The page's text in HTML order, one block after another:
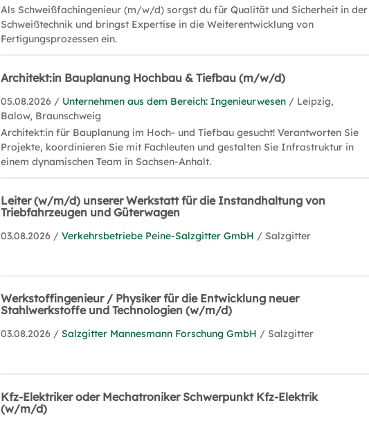
Als Schweißfachingenieur (m/w/d) sorgst du für Qualität und Sicherheit in der
Schweißtechnik und bringst Expertise in die Weiterentwicklung von
Fertigungsprozessen ein.
Architekt:in Bauplanung Hochbau & Tiefbau (m/w/d)
05.08.2026 / Unternehmen aus dem Bereich: Ingenieurwesen / Leipzig,
Balow, Braunschweig
Architekt:in für Bauplanung im Hoch- und Tiefbau gesucht! Verantworten Sie
Projekte, koordinieren Sie mit Fachleuten und gestalten Sie Infrastruktur in
einem dynamischen Team in Sachsen-Anhalt.
Leiter (w/m/d) unserer Werkstatt für die Instandhaltung von
Triebfahrzeugen und Güterwagen
03.08.2026 /Verkehrsbetriebe Peine-Salzgitter GmbH / Salzgitter
Werkstoffingenieur / Physiker für die Entwicklung neuer
Stahlwerkstoffe und Technologien (w/m/d)
03.08.2026 /Salzgitter Mannesmann Forschung GmbH / Salzgitter
Kfz-Elektriker oder Mechatroniker Schwerpunkt Kfz-Elektrik
(w/m/d)